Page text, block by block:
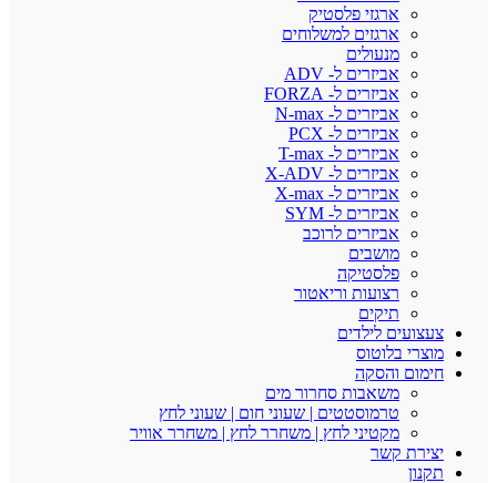
ארגזי פלסטיק
ארגזים למשלוחים
מנעולים
אביזרים ל- ADV
אביזרים ל- FORZA
אביזרים ל- N-max
אביזרים ל- PCX
אביזרים ל- T-max
אביזרים ל- X-ADV
אביזרים ל- X-max
אביזרים ל- SYM
אביזרים לרוכב
מושבים
פלסטיקה
רצועות וריאטור
תיקים
צעצועים לילדים
מוצרי בלוטוס
חימום והסקה
משאבות סחרור מים
טרמוסטטים | שעוני חום | שעוני לחץ
מקטיני לחץ | משחרר לחץ | משחרר אוויר
יצירת קשר
תקנון